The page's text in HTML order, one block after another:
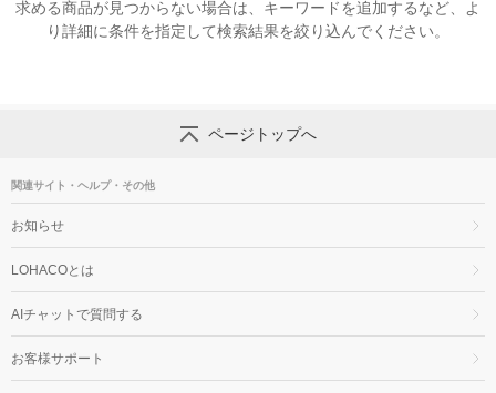
求める商品が見つからない場合は、キーワードを追加するなど、よ
り詳細に条件を指定して検索結果を絞り込んでください。
ページトップへ
関連サイト・ヘルプ・その他
お知らせ
LOHACOとは
AIチャットで質問する
お客様サポート